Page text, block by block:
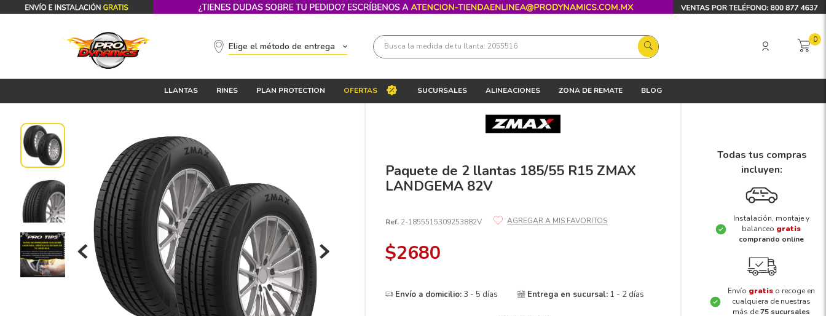
Elige el método de entrega Busca la medida de tu llanta: 2055516 0
LLANTAS RINES PLAN PROTECTION OFERTAS SUCURSALES ALINEACIONES ZONA DE REMATE BLOG
Paquete de 2 llantas 185/55 R15 ZMAX
LANDGEMA 82V
Ref. 2-1855515309253882V
$2680
Envío a domicilio:3 - 5 días Entrega en sucursal: 1 - 2 días
Todas tus compras
incluyen:
Instalación, montaje y
balanceo gratis
comprando online
Envío gratis o recoge en
cualquiera de nuestras
más de75 sucursales
Términos más buscados